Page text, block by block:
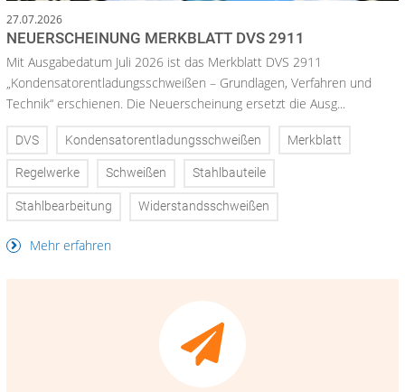
27.07.2026
NEUERSCHEINUNG MERKBLATT DVS 2911
Mit Ausgabedatum Juli 2026 ist das Merkblatt DVS 2911
„Kondensatorentladungsschweißen – Grundlagen, Verfahren und
Technik“ erschienen. Die Neuerscheinung ersetzt die Ausg...
DVS Kondensatorentladungsschweißen Merkblatt
Regelwerke Schweißen Stahlbauteile
Stahlbearbeitung Widerstandsschweißen
Mehr erfahren